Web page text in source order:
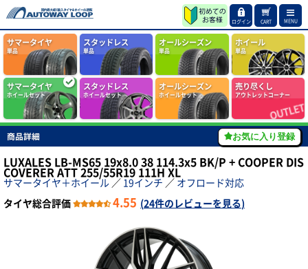
ログイン CART MENU
サマータイヤ
単品
スタッドレス
単品
オールシーズン
単品
ホイール
単品
サマータイヤ
ホイールセット
スタッドレス
ホイールセット
オールシーズン
ホイールセット
売り尽くし
アウトレットコーナー
商品詳細 お気に入り登録
LUXALES LB-MS65 19x8.0 38 114.3x5 BK/P + COOPER DIS
COVERER ATT 255/55R19 111H XL
サマータイヤ＋ホイール ／ 19インチ ／ オフロード対応
タイヤ総合評価
4.55 (24件のレビューを見る)